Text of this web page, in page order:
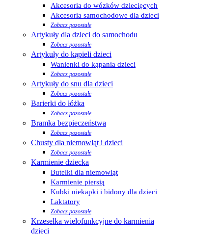
Akcesoria do wózków dziecięcych
Akcesoria samochodowe dla dzieci
Zobacz pozostałe
Artykuły dla dzieci do samochodu
Zobacz pozostałe
Artykuły do kąpieli dzieci
Wanienki do kąpania dzieci
Zobacz pozostałe
Artykuły do snu dla dzieci
Zobacz pozostałe
Barierki do łóżka
Zobacz pozostałe
Bramka bezpieczeństwa
Zobacz pozostałe
Chusty dla niemowląt i dzieci
Zobacz pozostałe
Karmienie dziecka
Butelki dla niemowląt
Karmienie piersią
Kubki niekapki i bidony dla dzieci
Laktatory
Zobacz pozostałe
Krzesełka wielofunkcyjne do karmienia
dzieci